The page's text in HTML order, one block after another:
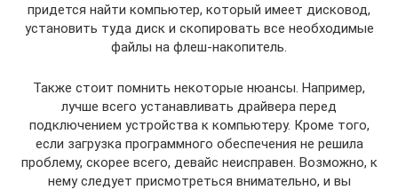
придется найти компьютер, который имеет дисковод,
установить туда диск и скопировать все необходимые
файлы на флеш-накопитель.
Также стоит помнить некоторые нюансы. Например,
лучше всего устанавливать драйвера перед
подключением устройства к компьютеру. Кроме того,
если загрузка программного обеспечения не решила
проблему, скорее всего, девайс неисправен. Возможно, к
нему следует присмотреться внимательно, и вы